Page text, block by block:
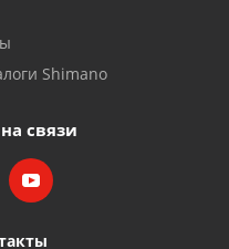
Shimano
связи